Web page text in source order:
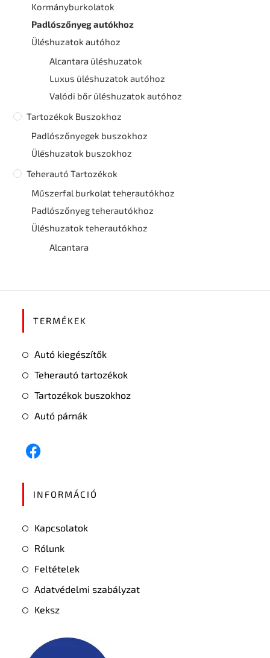
Kormányburkolatok
Padlószőnyeg autókhoz
Üléshuzatok autóhoz
Alcantara üléshuzatok
Luxus üléshuzatok autóhoz
Valódi bőr üléshuzatok autóhoz
Tartozékok Buszokhoz
Padlószőnyegek buszokhoz
Üléshuzatok buszokhoz
Teherautó Tartozékok
Műszerfal burkolat teherautókhoz
Padlószőnyeg teherautókhoz
Üléshuzatok teherautókhoz
Alcantara
TERMÉKEK
Autó kiegészítők
Teherautó tartozékok
Tartozékok buszokhoz
Autó párnák
INFORMÁCIÓ
Kapcsolatok
Rólunk
Feltételek
Adatvédelmi szabályzat
Keksz